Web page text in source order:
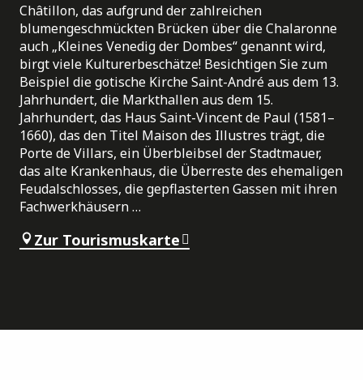
Châtillon, das aufgrund der zahlreichen
blumengeschmückten Brücken über die Chalaronne
auch „Kleines Venedig der Dombes“ genannt wird,
birgt viele Kulturerbeschätze! Besichtigen Sie zum
Beispiel die gotische Kirche Saint-André aus dem 13.
Jahrhundert, die Markthallen aus dem 15.
Jahrhundert, das Haus Saint-Vincent de Paul (1581–
1660), das den Titel Maison des Illustres trägt, die
Porte de Villars, ein Überbleibsel der Stadtmauer,
das alte Krankenhaus, die Überreste des ehemaligen
Feudalschlosses, die gepflasterten Gassen mit ihren
Fachwerkhäusern …
Zur Tourismuskarte